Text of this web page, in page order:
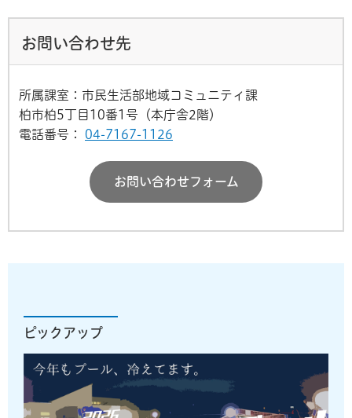
お問い合わせ先
所属課室：市民生活部地域コミュニティ課
柏市柏5丁目10番1号（本庁舎2階）
電話番号：
04-7167-1126
お問い合わせフォーム
ピックアップ